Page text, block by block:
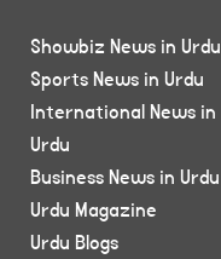
Showbiz News in Urdu
Sports News in Urdu
International News in
Urdu
Business News in Urdu
Urdu Magazine
Urdu Blogs